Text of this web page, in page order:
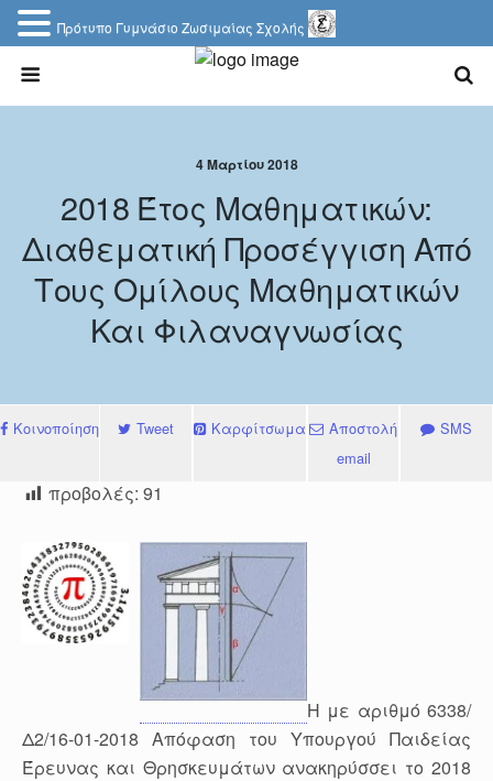
4 Μαρτίου 2018
2018 Έτος Μαθηματικών:
Διαθεματική Προσέγγιση Από
Τους Ομίλους Μαθηματικών
Και Φιλαναγνωσίας
Κοινοποίηση Tweet Καρφίτσωμα
Αποστολή
email
SMS
προβολές: 91
Η με αριθμό 6338/
Δ2/16-01-2018 Απόφαση του Υπουργού Παιδείας
Έρευνας και Θρησκευμάτων ανακηρύσσει το 2018
Πρότυπο Γυμνάσιο Ζωσιμαίας Σχολής